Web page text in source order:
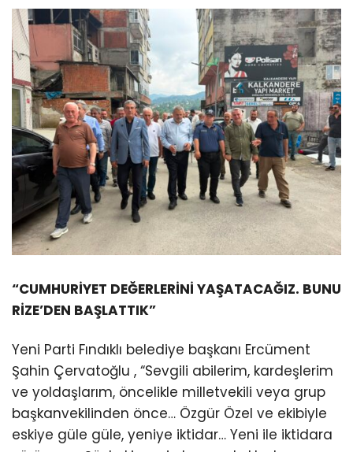
“CUMHURİYET DEĞERLERİNİ YAŞATACAĞIZ. BUNU
RİZE’DEN BAŞLATTIK”
Yeni Parti Fındıklı belediye başkanı Ercüment
Şahin Çervatoğlu , “Sevgili abilerim, kardeşlerim
ve yoldaşlarım, öncelikle milletvekili veya grup
başkanvekilinden önce… Özgür Özel ve ekibiyle
eskiye güle güle, yeniye iktidar… Yeni ile iktidara